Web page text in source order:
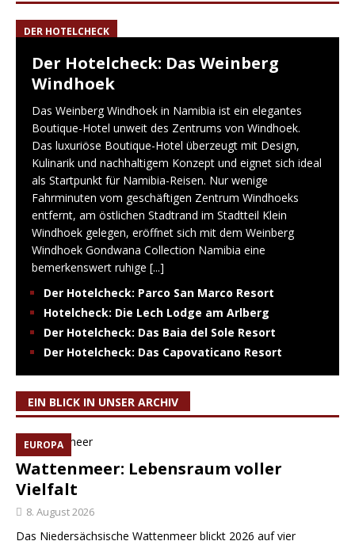
DER HOTELCHECK
Der Hotelcheck: Das Weinberg
Windhoek
Das Weinberg Windhoek in Namibia ist ein elegantes
Boutique-Hotel unweit des Zentrums von Windhoek.
Das luxuriöse Boutique-Hotel überzeugt mit Design,
Kulinarik und nachhaltigem Konzept und eignet sich ideal
als Startpunkt für Namibia-Reisen. Nur wenige
Fahrminuten vom geschäftigen Zentrum Windhoeks
entfernt, am östlichen Stadtrand im Stadtteil Klein
Windhoek gelegen, eröffnet sich mit dem Weinberg
Windhoek Gondwana Collection Namibia eine
bemerkenswert ruhige [...]
Der Hotelcheck: Parco San Marco Resort
Hotelcheck: Die Lech Lodge am Arlberg
Der Hotelcheck: Das Baia del Sole Resort
Der Hotelcheck: Das Capovaticano Resort
EIN BLICK IN UNSER ARCHIV
EUROPA
Wattenmeer: Lebensraum voller
Vielfalt
8. August 2026
Das Niedersächsische Wattenmeer blickt 2026 auf vier